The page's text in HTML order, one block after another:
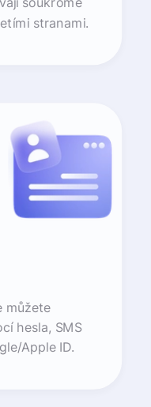
soukromé
stranami.
můžete
hesla, SMS
Apple ID.